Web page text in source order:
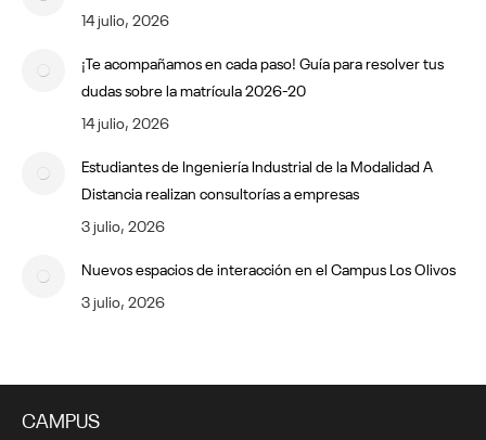
14 julio, 2026
¡Te acompañamos en cada paso! Guía para resolver tus
dudas sobre la matrícula 2026-20
14 julio, 2026
Estudiantes de Ingeniería Industrial de la Modalidad A
Distancia realizan consultorías a empresas
3 julio, 2026
Nuevos espacios de interacción en el Campus Los Olivos
3 julio, 2026
CAMPUS